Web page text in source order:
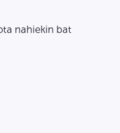
nahiekin bat